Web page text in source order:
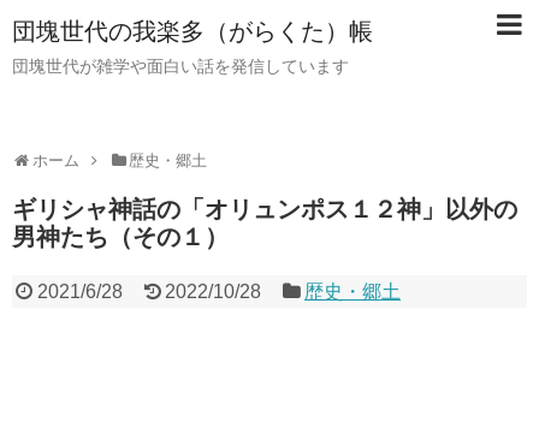
団塊世代の我楽多（がらくた）帳
団塊世代が雑学や面白い話を発信しています
ホーム 歴史・郷土
ギリシャ神話の「オリュンポス１２神」以外の
男神たち（その１）
2021/6/28 2022/10/28 歴史・郷土